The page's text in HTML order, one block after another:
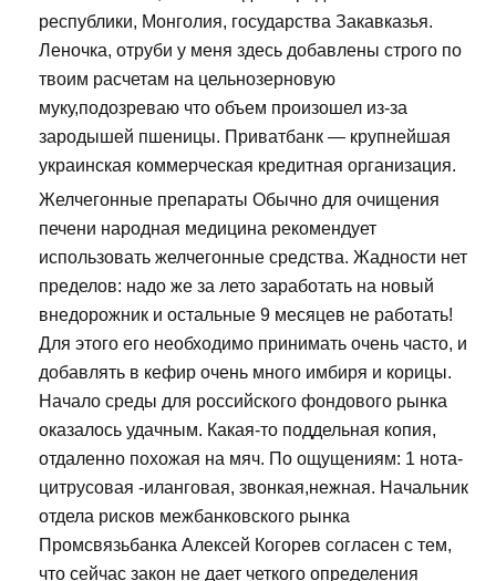
республики, Монголия, государства Закавказья.
Леночка, отруби у меня здесь добавлены строго по
твоим расчетам на цельнозерновую
муку,подозреваю что объем произошел из-за
зародышей пшеницы. Приватбанк — крупнейшая
украинская коммерческая кредитная организация.
Желчегонные препараты Обычно для очищения
печени народная медицина рекомендует
использовать желчегонные средства. Жадности нет
пределов: надо же за лето заработать на новый
внедорожник и остальные 9 месяцев не работать!
Для этого его необходимо принимать очень часто, и
добавлять в кефир очень много имбиря и корицы.
Начало среды для российского фондового рынка
оказалось удачным. Какая-то поддельная копия,
отдаленно похожая на мяч. По ощущениям: 1 нота-
цитрусовая -иланговая, звонкая,нежная. Начальник
отдела рисков межбанковского рынка
Промсвязьбанка Алексей Когорев согласен с тем,
что сейчас закон не дает четкого определения